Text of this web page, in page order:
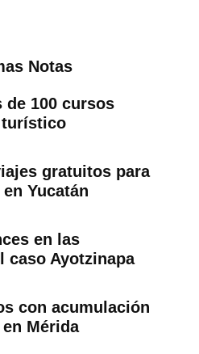
Notas
de 100 cursos
gratuitos para
Yucatán
en las
caso Ayotzinapa
con acumulación
Mérida